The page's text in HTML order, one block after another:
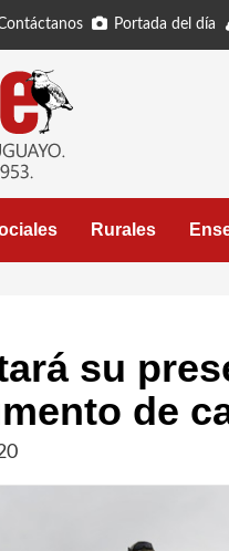
Portada del día
Rurales
su
de